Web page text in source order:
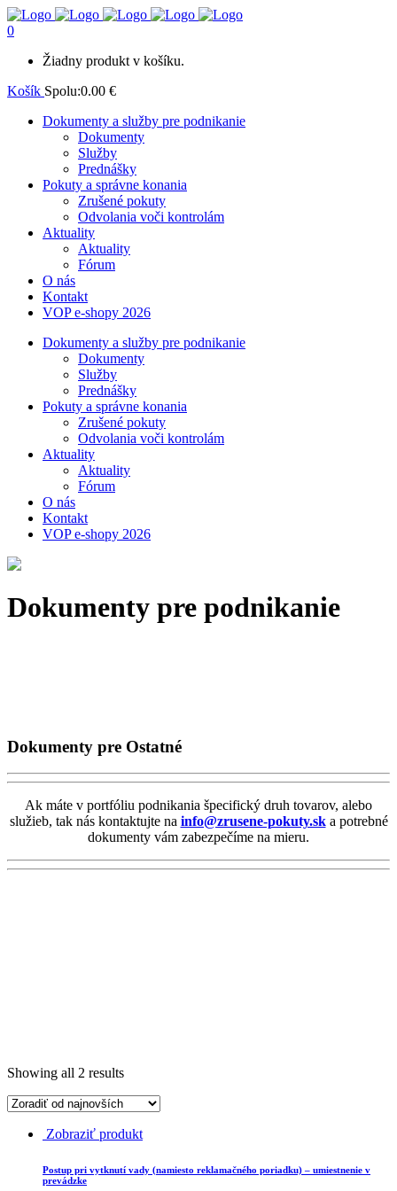
0
Žiadny produkt v košíku.
Košík Spolu:0.00 €
Dokumenty a služby pre podnikanie
Dokumenty
Služby
Prednášky
Pokuty a správne konania
Zrušené pokuty
Odvolania voči kontrolám
Aktuality
Aktuality
Fórum
O nás
Kontakt
VOP e-shopy 2026
Dokumenty a služby pre podnikanie
Dokumenty
Služby
Prednášky
Pokuty a správne konania
Zrušené pokuty
Odvolania voči kontrolám
Aktuality
Aktuality
Fórum
O nás
Kontakt
VOP e-shopy 2026
Dokumenty pre podnikanie
Dokumenty pre Ostatné
Ak máte v portfóliu podnikania špecifický druh tovarov, alebo
služieb, tak nás kontaktujte na info@zrusene-pokuty.ska potrebné
dokumenty vám zabezpečíme na mieru.
Showing all 2 results
Zobraziť produkt
Postup pri vytknutí vady (namiesto reklamačného poriadku) – umiestnenie v
prevádzke